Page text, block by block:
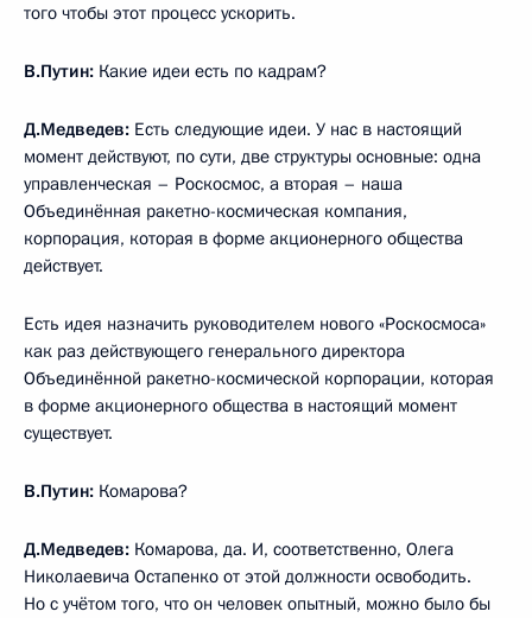
того чтобы этот процесс ускорить.
В.Путин: Какие идеи есть по кадрам?
Д.Медведев: Есть следующие идеи. У нас в настоящий
момент действуют, по сути, две структуры основные: одна
управленческая – Роскосмос, а вторая – наша
Объединённая ракетно-космическая компания,
корпорация, которая в форме акционерного общества
действует.
Есть идея назначить руководителем нового «Роскосмоса»
как раз действующего генерального директора
Объединённой ракетно-космической корпорации, которая
в форме акционерного общества в настоящий момент
существует.
В.Путин: Комарова?
Д.Медведев: Комарова, да. И, соответственно, Олега
Николаевича Остапенко от этой должности освободить.
Но с учётом того, что он человек опытный, можно было бы